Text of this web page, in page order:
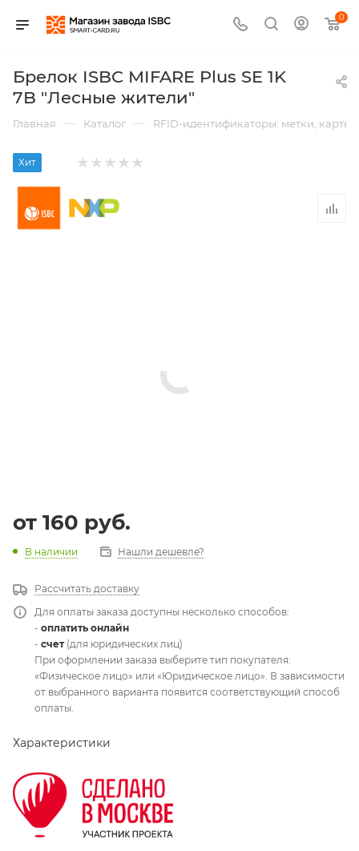
0
Брелок ISBC MIFARE Plus SE 1K
7B "Лесные жители"
Главная — Каталог — RFID-идентификаторы: метки,
Хит
от 160 руб.
В наличии Нашли дешевле?
Рассчитать доставку
Для оплаты заказа доступны несколько способов:
- оплатить онлайн
- счет(для юридических лиц)
При оформлении заказа выберите тип покупателя:
«Физическое лицо» или «Юридическое лицо». В зависимости
от выбранного варианта появится соответствующий способ
оплаты.
Характеристики